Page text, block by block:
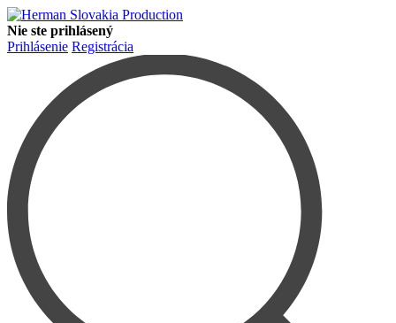
Nie ste prihlásený
Prihlásenie Registrácia